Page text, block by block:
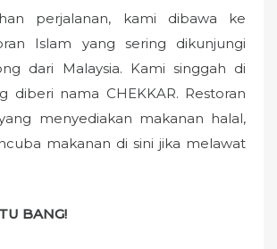
perjalanan, kami dibawa ke
Islam yang sering dikunjungi
dari Malaysia. Kami singgah di
diberi nama CHEKKAR. Restoran
menyediakan makanan halal,
makanan di sini jika melawat
BANG!